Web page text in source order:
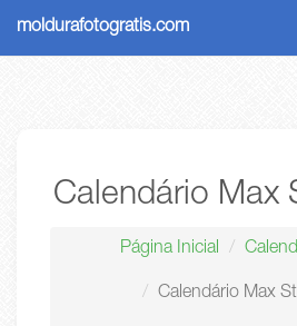
moldurafotogratis.com
Calendário Max
Página Inicial
Calendário Max